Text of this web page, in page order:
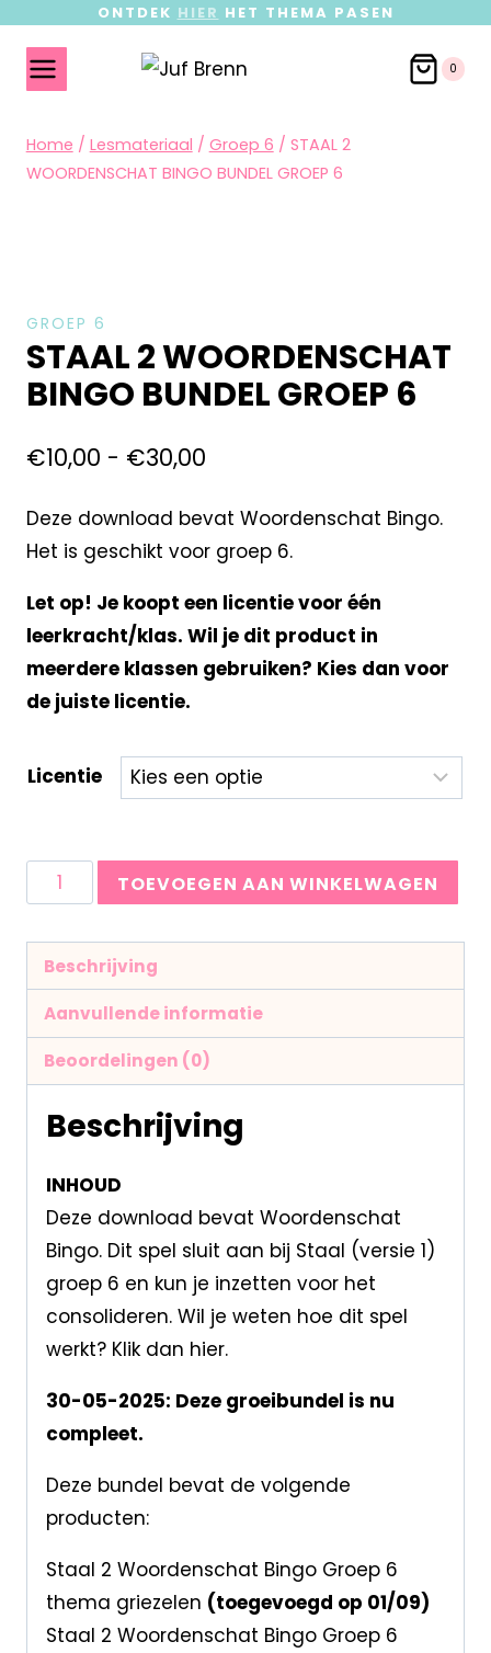
ONTDEK HIER HET THEMA PASEN
0
Home / Lesmateriaal / Groep 6 / STAAL 2
WOORDENSCHAT BINGO BUNDEL GROEP 6
GROEP 6
STAAL 2 WOORDENSCHAT
BINGO BUNDEL GROEP 6
€10,00 - €30,00
Deze download bevat Woordenschat Bingo.
Het is geschikt voor groep 6.
Let op! Je koopt een licentie voor één
leerkracht/klas. Wil je dit product in
meerdere klassen gebruiken? Kies dan voor
de juiste licentie.
Licentie
TOEVOEGEN AAN WINKELWAGEN
Beschrijving
Aanvullende informatie
Beoordelingen (0)
Beschrijving
INHOUD
Deze download bevat Woordenschat
Bingo. Dit spel sluit aan bij Staal (versie 1)
groep 6 en kun je inzetten voor het
consolideren. Wil je weten hoe dit spel
werkt? Klik dan hier.
30-05-2025: Deze groeibundel is nu
compleet.
Deze bundel bevat de volgende
producten:
Staal 2 Woordenschat Bingo Groep 6
thema griezelen (toegevoegd op 01/09)
Staal 2 Woordenschat Bingo Groep 6